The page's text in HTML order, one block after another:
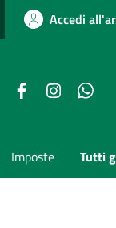
Accedi
FacebookInstagram
Imposte Tutti